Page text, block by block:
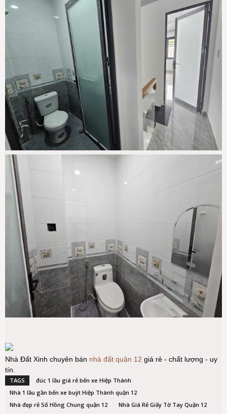
Nhà Đất Xinh chuyên bán nhà đất quận 12 giá rẻ - chất lượng - uy
tín.
TAGS
đúc 1 lầu giá rẻ bến xe Hiệp Thành
Nhà 1 lầu gần bến xe buýt Hiệp Thành quận 12
Nhà đẹp rẻ Sổ Hồng Chung quận 12
Nhà Giá Rẻ Giấy Tờ Tay Quận 12